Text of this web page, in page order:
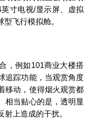
寸电视/显示屏、虚拟
飞行模拟舱。
，例如101商业大楼搭
追踪功能，当观赏角度
移动，使得烟火观赏都
相当贴心的是，透明显
上造成的干扰。